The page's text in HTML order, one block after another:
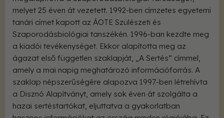
melyet 25 éven át vezetett. 1992-ben címzetes egyetemi
tanári címet kapott az ÁOTE Szülészeti és
Szaporodásbiológiai tanszékén. 1996-ban kezdte meg
a kiadói tevékenységet. Ekkor alapította meg az
ágazat első független szaklapját, „A Sertés” címmel,
amely a mai napig meghatározó információforrás. A
szaklap népszerűségére alapozva 1997-ben létrehívta
a Disznó Alapítványt, amely sok éven át szolgálta a
hazai sertéstartókat, eljuttatva a gyakorlatban